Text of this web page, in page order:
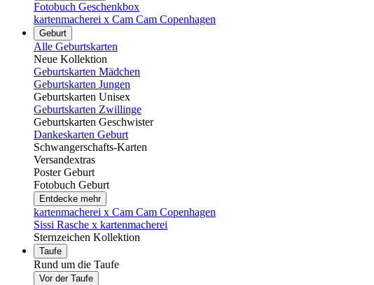
Fotobuch Geschenkbox
kartenmacherei x Cam Cam Copenhagen
Geburt
Alle Geburtskarten
Neue Kollektion
Geburtskarten Mädchen
Geburtskarten Jungen
Geburtskarten Unisex
Geburtskarten Zwillinge
Geburtskarten Geschwister
Dankeskarten Geburt
Schwangerschafts-Karten
Versandextras
Poster Geburt
Fotobuch Geburt
Entdecke mehr
kartenmacherei x Cam Cam Copenhagen
Sissi Rasche x kartenmacherei
Sternzeichen Kollektion
Taufe
Rund um die Taufe
Vor der Taufe